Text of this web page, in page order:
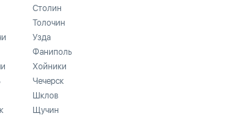
Столин
Толочин
Узда
Фаниполь
Хойники
Чечерск
Шклов
Щучин